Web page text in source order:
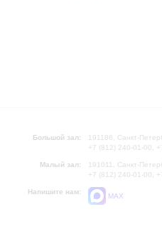
Большой зал:
191186, Санкт-
+7 (812) 240-01-00,
Малый зал:
191011, Санкт-
+7 (812) 240-01-00,
Напишите нам:
MAX